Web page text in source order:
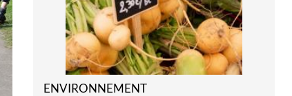
ENVIRONNEMENT